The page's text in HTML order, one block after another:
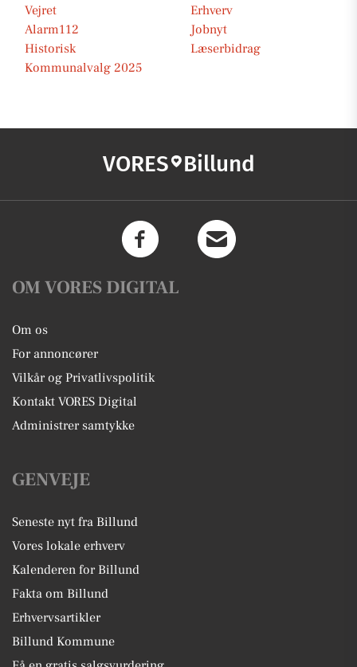
Vejret
Erhverv
Alarm112
Jobnyt
Historisk
Læserbidrag
Kommunalvalg 2025
VORES Billund
OM VORES DIGITAL
Om os
For annoncører
Vilkår og Privatlivspolitik
Kontakt VORES Digital
Administrer samtykke
GENVEJE
Seneste nyt fra Billund
Vores lokale erhverv
Kalenderen for Billund
Fakta om Billund
Erhvervsartikler
Billund Kommune